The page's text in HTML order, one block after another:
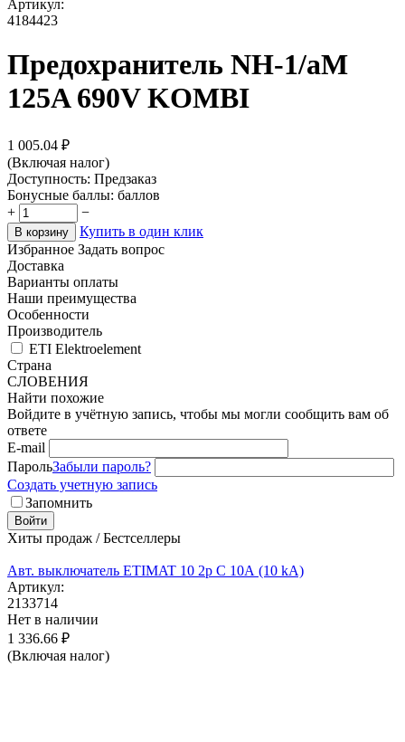
Артикул:
4184423
Предохранитель NH-1/aM
125A 690V KOMBI
1 005.04 ₽
(Включая налог)
Доступность: Предзаказ
Бонусные баллы: баллов
+
−
В корзину
Купить в один клик
Избранное Задать вопрос
Доставка
Варианты оплаты
Наши преимущества
Особенности
Производитель
ETI Elektroelement
Страна
СЛОВЕНИЯ
Найти похожие
Войдите в учётную запись, чтобы мы могли сообщить вам об
ответе
E-mail
ПарольЗабыли пароль?
Создать учетную запись
Запомнить
Войти
Хиты продаж / Бестселлеры
Авт. выключатель ETIMAT 10 2p C 10А (10 kA)
Артикул:
2133714
Нет в наличии
1 336.66 ₽
(Включая налог)